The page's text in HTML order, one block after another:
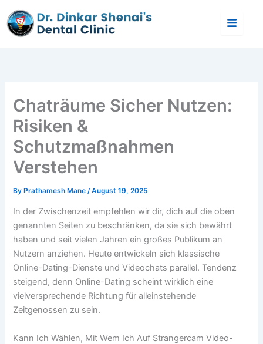
to
content
Chaträume Sicher Nutzen:
Risiken &
Schutzmaßnahmen
Verstehen
ByPrathamesh Mane/August 19, 2025
In der Zwischenzeit empfehlen wir dir, dich auf die oben
genannten Seiten zu beschränken, da sie sich bewährt
haben und seit vielen Jahren ein großes Publikum an
Nutzern anziehen. Heute entwickeln sich klassische
Online-Dating-Dienste und Videochats parallel. Tendenz
steigend, denn Online-Dating scheint wirklich eine
vielversprechende Richtung für alleinstehende
Zeitgenossen zu sein.
Kann Ich Wählen, Mit Wem Ich Auf Strangercam Video-